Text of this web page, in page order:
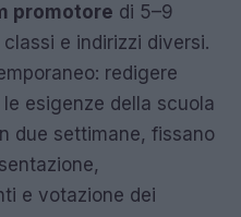
promotore di 5–9
e indirizzi diversi.
redigere
esigenze della scuola
due settimane, fissano
e votazione dei